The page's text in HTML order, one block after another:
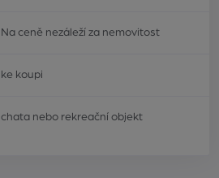
Na ceně nezáleží za nemovitost
ke koupi
chata nebo rekreační objekt